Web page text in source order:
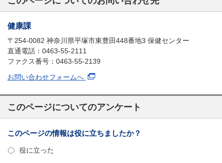
健康課
〒254-0082 神奈川県平塚市東豊田448番地3 保健センター
直通電話：0463-55-2111
ファクス番号：0463-55-2139
お問い合わせフォームへ
このページについてのアンケート
このページの情報は役に立ちましたか？
役に立った